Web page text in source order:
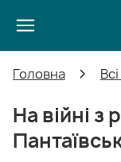
Головна
На війні з